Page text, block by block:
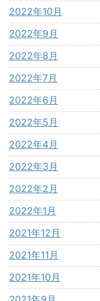
2022年10月
2022年9月
2022年8月
2022年7月
2022年6月
2022年5月
2022年4月
2022年3月
2022年2月
2022年1月
2021年12月
2021年11月
2021年10月